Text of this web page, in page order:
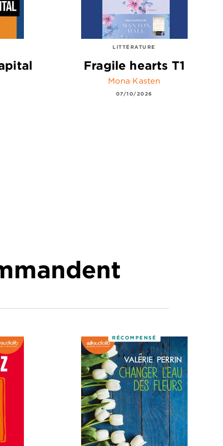
LITTÉRATURE
Fragile hearts T1
Mona Kasten
07/10/2026
RÉCOMPENSÉ